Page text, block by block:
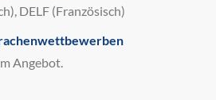
DELF (Französisch)
Angebot.